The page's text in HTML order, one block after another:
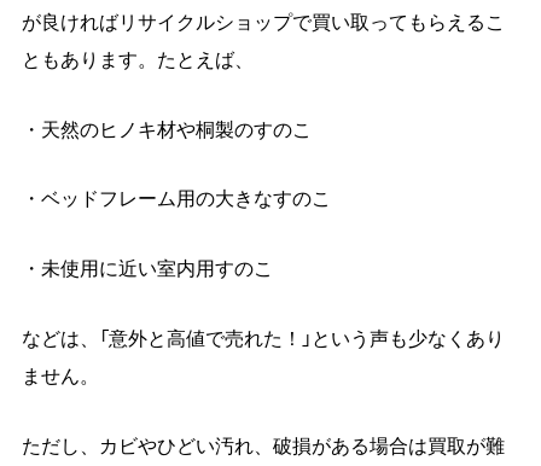
が良ければリサイクルショップで買い取ってもらえるこ
ともあります。たとえば、
・天然のヒノキ材や桐製のすのこ
・ベッドフレーム用の大きなすのこ
・未使用に近い室内用すのこ
などは、「意外と高値で売れた！」という声も少なくあり
ません。
ただし、カビやひどい汚れ、破損がある場合は買取が難